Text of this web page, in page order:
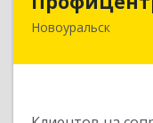
Новоуральск
624133,